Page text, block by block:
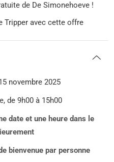
de De Simonehoeve !
Tripper avec cette offre
novembre 2025
de 9h00 à 15h00
date et une heure dans le
bienvenue par personne